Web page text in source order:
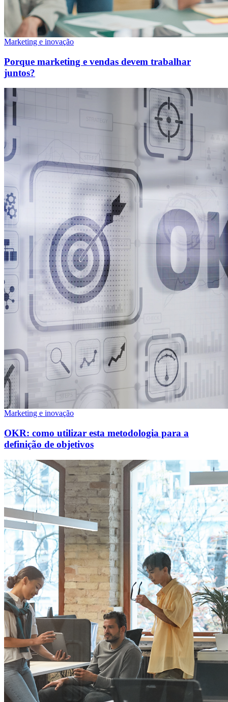
Marketing e inovação
Porque marketing e vendas devem trabalhar
juntos?
Marketing e inovação
OKR: como utilizar esta metodologia para a
definição de objetivos